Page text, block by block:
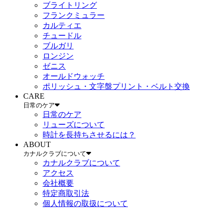
ブライトリング
フランクミュラー
カルティエ
チュードル
ブルガリ
ロンジン
ゼニス
オールドウォッチ
ポリッシュ・文字盤プリント・ベルト交換
CARE
日常のケア
日常のケア
リューズについて
時計を長持ちさせるには？
ABOUT
カナルクラブについて
カナルクラブについて
アクセス
会社概要
特定商取引法
個人情報の取扱について